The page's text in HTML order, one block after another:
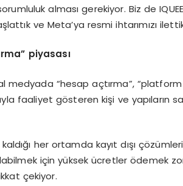
alması gerekiyor. Biz de
ve Meta’ya resmi ihtarımızı
piyasası
medyada “hesap açtırma”, “platform
faaliyet gösteren kişi ve yapıların
her ortamda kayıt dışı
için yüksek ücretler ödemek
çekiyor.